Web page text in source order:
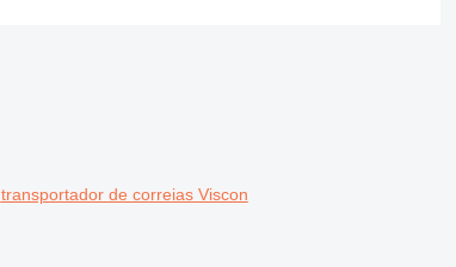
transportador de correias Viscon